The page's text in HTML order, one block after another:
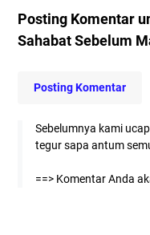
Posting Komentar
Sahabat Sebelum
Posting Komentar
Sebelumnya kami
tegur sapa antum
==> Komentar Anda